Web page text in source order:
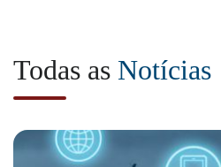
Todas as Notícias